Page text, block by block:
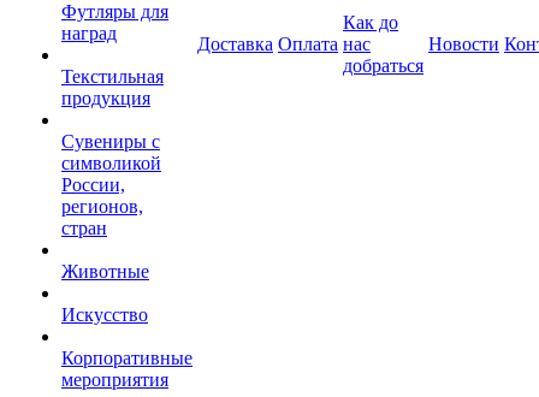
Футляры для
наград
Текстильная
продукция
Сувениры с
символикой
России,
регионов,
стран
Животные
Искусство
Корпоративные
мероприятия
Доставка Оплата
Как до
нас
добраться
Новости